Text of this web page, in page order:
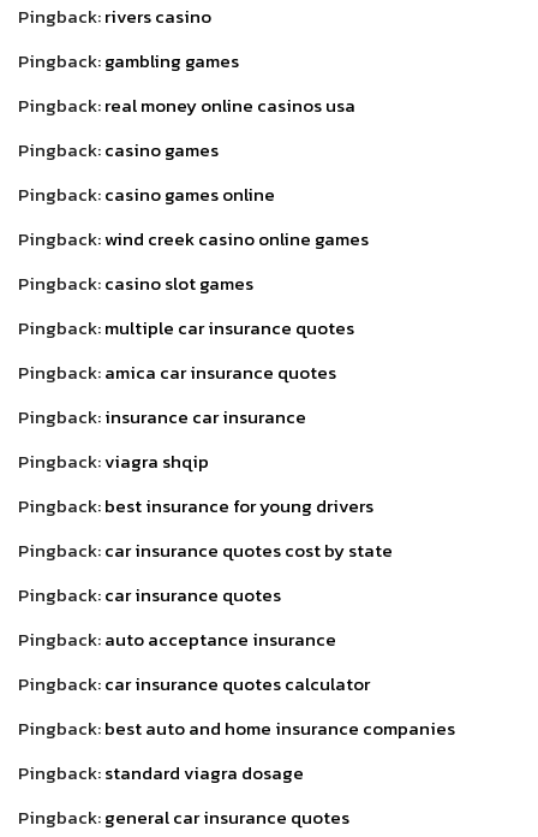
Pingback:rivers casino
Pingback:gambling games
Pingback:real money online casinos usa
Pingback:casino games
Pingback:casino games online
Pingback:wind creek casino online games
Pingback:casino slot games
Pingback:multiple car insurance quotes
Pingback:amica car insurance quotes
Pingback:insurance car insurance
Pingback:viagra shqip
Pingback:best insurance for young drivers
Pingback:car insurance quotes cost by state
Pingback:car insurance quotes
Pingback:auto acceptance insurance
Pingback:car insurance quotes calculator
Pingback:best auto and home insurance companies
Pingback:standard viagra dosage
Pingback:general car insurance quotes